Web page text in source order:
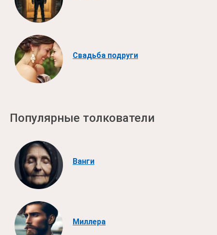
Свадьба подруги
Популярные толкователи
Ванги
Миллера